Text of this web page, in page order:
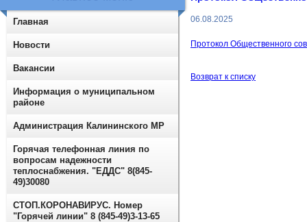
06.08.2025
Протокол Общественного
Возврат к списку
Главная
Новости
Вакансии
Информация о муниципальном
районе
Администрация Калининского МР
Горячая телефонная линия по
вопросам надежности
теплоснабжения. "ЕДДС" 8(845-
49)30080
СТОП.КОРОНАВИРУС. Номер
"Горячей линии" 8 (845-49)3-13-65